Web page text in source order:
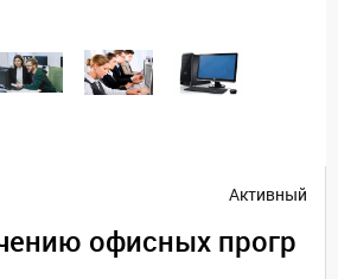
Активный
офисных прогр